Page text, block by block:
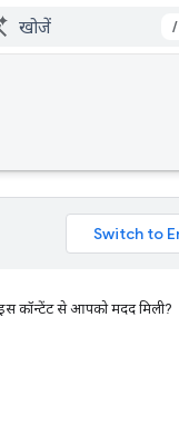
/
कॉन्टेंट से आपको मदद मिली?